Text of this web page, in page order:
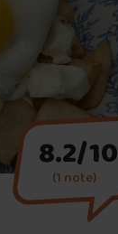
8.2/10
(1 note)